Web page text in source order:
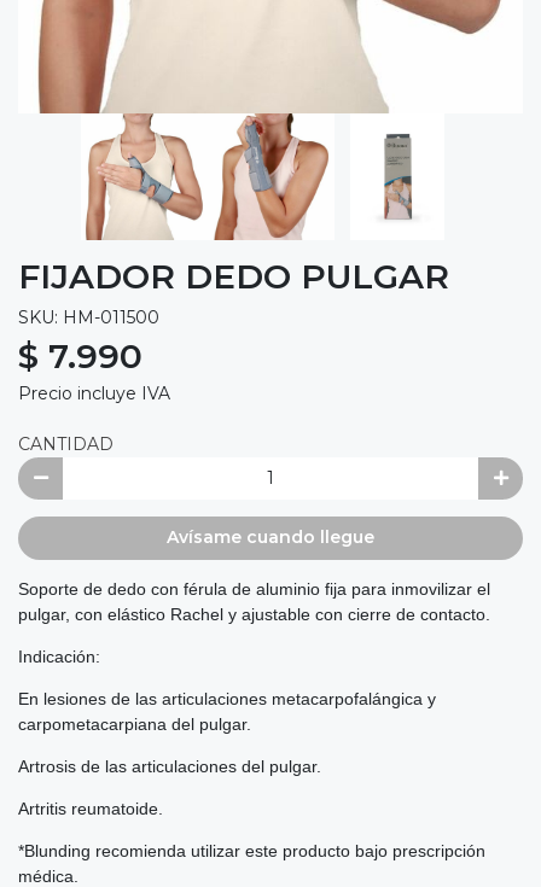
FIJADOR DEDO PULGAR
SKU: HM-011500
$ 7.990
Precio incluye IVA
CANTIDAD
Avísame cuando llegue
Soporte de dedo con férula de aluminio fija para inmovilizar el
pulgar, con elástico Rachel y ajustable con cierre de contacto.
Indicación:
En lesiones de las articulaciones metacarpofalángica y
carpometacarpiana del pulgar.
Artrosis de las articulaciones del pulgar.
Artritis reumatoide.
*Blunding recomienda utilizar este producto bajo prescripción
médica.